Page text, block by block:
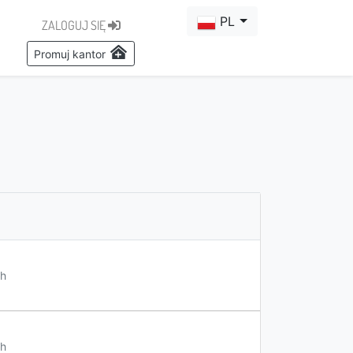
ZALOGUJ SIĘ
Promuj kantor
PL